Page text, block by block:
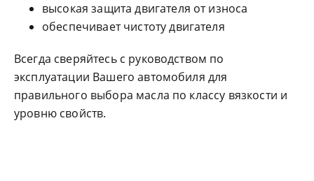
высокая защита двигателя от износа
обеспечивает чистоту двигателя
Всегда сверяйтесь с руководством по
эксплуатации Вашего автомобиля для
правильного выбора масла по классу вязкости и
уровню свойств.